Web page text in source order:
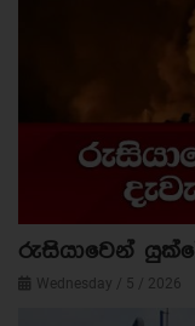
රුසියාවෙන්
Wednesday / 5 / 2026